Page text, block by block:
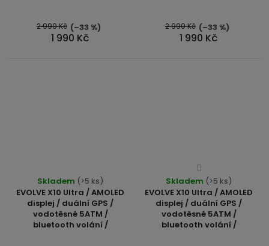
1 990 Kč
2 990 Kč (–33 %)
1 990 Kč
2 990 Kč (–33 %)
EVOLVE X10 Ultra / AMOLED
displej / duální GPS /
vodotěsné 5ATM /
bluetooth volání /
Skladem (>5 ks)
EVOLVE X10 Ultra / AMOLED
displej / duální GPS /
vodotěsné 5ATM /
bluetooth volání /
Průměrné
hodnocení
produktu
je
4,0
Skladem (>5 ks)